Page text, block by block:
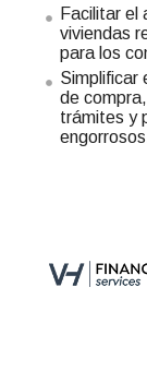
Facilitar el
viviendas
para los
Simplificar
de
trámites y